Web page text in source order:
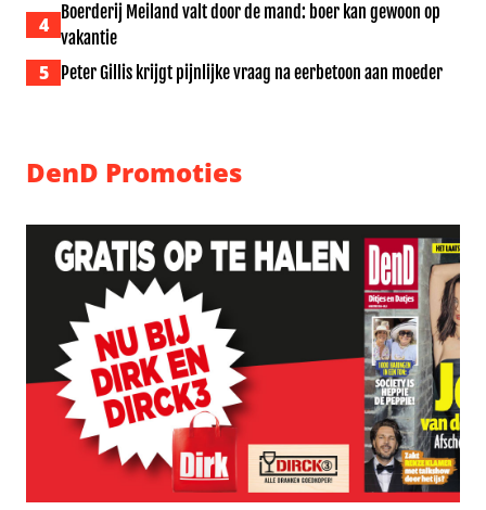
4
Boerderij Meiland valt door de mand: boer kan gewoon op
vakantie
5 Peter Gillis krijgt pijnlijke vraag na eerbetoon aan moeder
DenD Promoties